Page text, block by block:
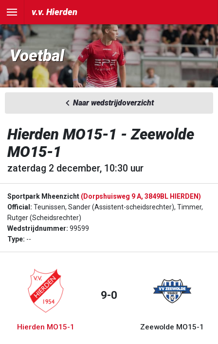
v.v. Hierden
Voetbal
Naar wedstrijdoverzicht
Hierden MO15-1 - Zeewolde
MO15-1
zaterdag 2 december, 10:30 uur
Sportpark Mheenzicht (Dorpshuisweg 9 A, 3849BL HIERDEN)
Official: Teunissen, Sander (Assistent-scheidsrechter), Timmer,
Rutger (Scheidsrechter)
Wedstrijdnummer: 99599
Type: --
Hierden MO15-1
9-0
Zeewolde MO15-1